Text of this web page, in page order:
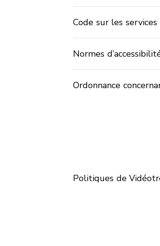
Code sur les
Normes
Ordonnance
Politiques de